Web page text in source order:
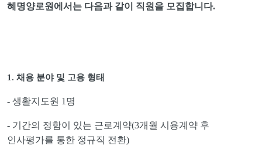
혜명양로원에서는 다음과 같이 직원을 모집합니다.
1. 채용 분야 및 고용 형태
- 생활지도원 1 명
- 기간의 정함이 있는 근로계약(3개월 시용계약 후
인사평가를 통한 정규직 전환)